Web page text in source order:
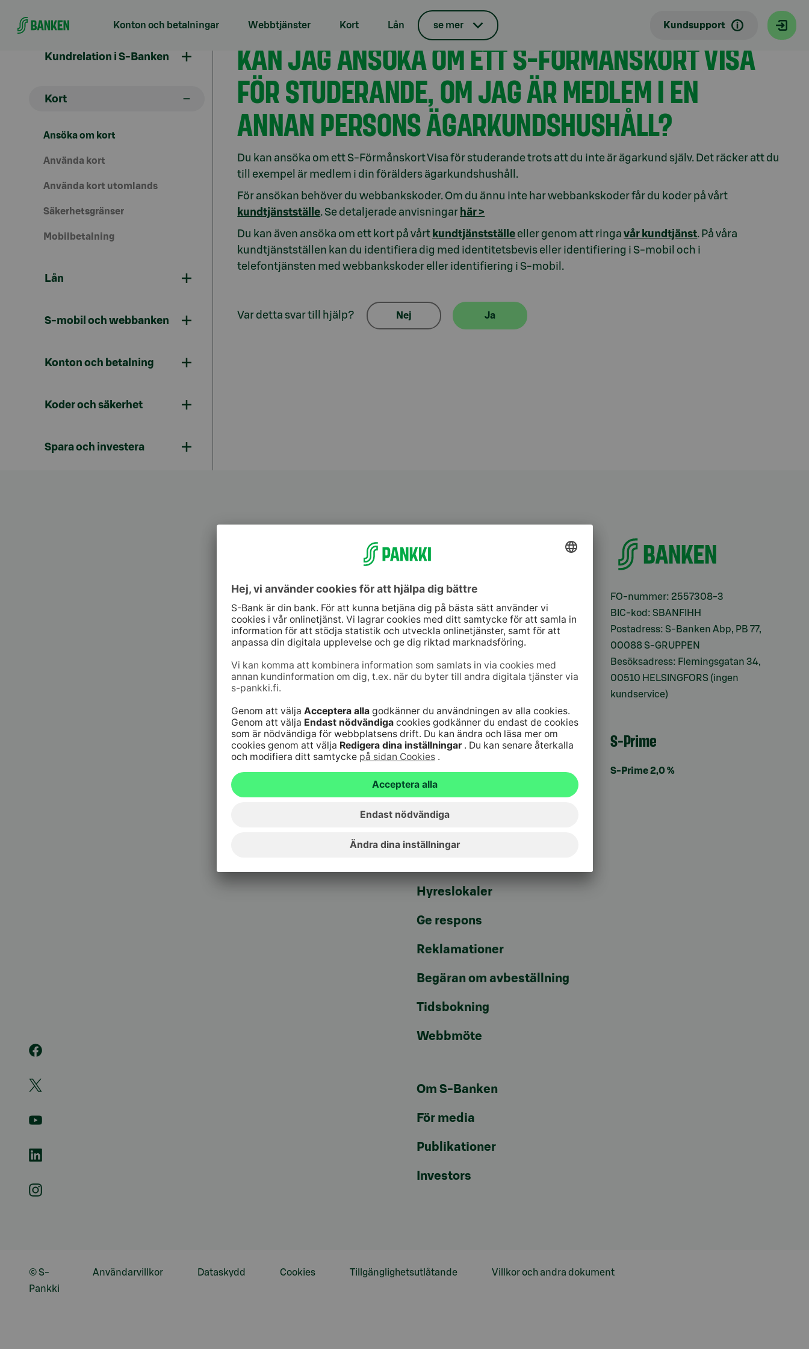
Konton och betalningar Webbtjänster Kort Lån se mer Kundsupport
Kundrelation i S-Banken
Kort
Ansöka om kort
Använda kort
Använda kort utomlands
Säkerhetsgränser
Mobilbetalning
Lån
S-mobil och webbanken
Konton och betalning
Koder och säkerhet
Spara och investera
Ansöka om kort
KAN JAG ANSÖKA OM ETT S-FÖRMÅNSKORT VISA
FÖR STUDERANDE, OM JAG ÄR MEDLEM I EN
ANNAN PERSONS ÄGARKUNDSHUSHÅLL?
Du kan ansöka om ett S-Förmånskort Visa för studerande trots att du inte är ägarkund själv. Det räcker att du
till exempel är medlem i din förälders ägarkundshushåll.
För ansökan behöver du webbankskoder. Om du ännu inte har webbankskoder får du koder på vårt
kundtjänstställe. Se detaljerade anvisningar här >
Du kan även ansöka om ett kort på vårt kundtjänstställe eller genom att ringavår kundtjänst. På våra
kundtjänstställen kan du identifiera dig med identitetsbevis eller identifiering i S-mobil och i
telefontjänsten med webbankskoder eller identifiering i S-mobil.
Var detta svar till hjälp? Nej Ja
010 76 5810
(lna/mta)
Spärrtjänst för bankkoder 24
h/dygn
09 6964 6820
Spärrtjänst för kort 24
h/dygn
020 333
Genvägar
Uppdatera dina uppgifter
Kontrollera
webbankskoderna
Bli kund
Vanliga frågor
Säker hantering av
Hyreslokaler
Ge respons
Reklamationer
Begäran om avbeställning
Tidsbokning
Webbmöte
Om S-Banken
För media
Publikationer
Investors
FO-nummer: 2557308-3
BIC-kod: SBANFIHH
Postadress: S-Banken Abp, PB 77,
00088 S-GRUPPEN
Besöksadress: Flemingsgatan 34,
00510 HELSINGFORS (ingen
kundservice)
S-Prime
S-Prime 2,0 %
Användarvillkor Dataskydd Cookies Tillgänglighetsutlåtande Villkor och andra dokument
© S-
Pankki